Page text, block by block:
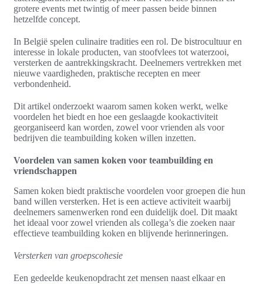
grotere events met twintig of meer passen beide binnen
hetzelfde concept.
In België spelen culinaire tradities een rol. De bistrocultuur en
interesse in lokale producten, van stoofvlees tot waterzooi,
versterken de aantrekkingskracht. Deelnemers vertrekken met
nieuwe vaardigheden, praktische recepten en meer
verbondenheid.
Dit artikel onderzoekt waarom samen koken werkt, welke
voordelen het biedt en hoe een geslaagde kookactiviteit
georganiseerd kan worden, zowel voor vrienden als voor
bedrijven die teambuilding koken willen inzetten.
Voordelen van samen koken voor teambuilding en
vriendschappen
Samen koken biedt praktische voordelen voor groepen die hun
band willen versterken. Het is een actieve activiteit waarbij
deelnemers samenwerken rond een duidelijk doel. Dit maakt
het ideaal voor zowel vrienden als collega’s die zoeken naar
effectieve teambuilding koken en blijvende herinneringen.
Versterken van groepscohesie
Een gedeelde keukenopdracht zet mensen naast elkaar en